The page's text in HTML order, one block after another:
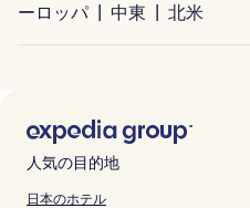
ーロッパ
中東 北米
人気の目的地
日本のホテル